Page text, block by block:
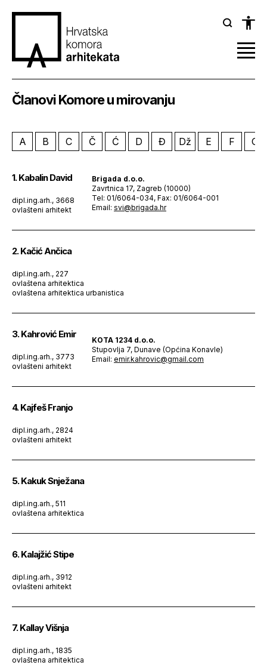
Članovi Komore u mirovanju
A B C Č Ć D Đ Dž E F G
1. Kabalin David
dipl.ing.arh., 3668
ovlašteni arhitekt
Brigada d.o.o.
Zavrtnica 17, Zagreb (10000)
Tel: 01/6064-034, Fax: 01/6064-001
Email: svi@brigada.hr
2. Kačić Ančica
dipl.ing.arh., 227
ovlaštena arhitektica
ovlaštena arhitektica urbanistica
3. Kahrović Emir
dipl.ing.arh., 3773
ovlašteni arhitekt
KOTA 1234 d.o.o.
Stupovlja 7, Dunave (Općina Konavle)
Email: emir.kahrovic@gmail.com
4. Kajfeš Franjo
dipl.ing.arh., 2824
ovlašteni arhitekt
5. Kakuk Snježana
dipl.ing.arh., 511
ovlaštena arhitektica
6. Kalajžić Stipe
dipl.ing.arh., 3912
ovlašteni arhitekt
7. Kallay Višnja
dipl.ing.arh., 1835
ovlaštena arhitektica